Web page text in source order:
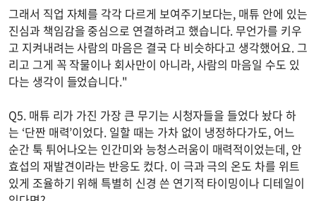
그래서 직업 자체를 각각 다르게 보여주기보다는, 매튜 안에 있는
진심과 책임감을 중심으로 연결하려고 했습니다. 무언가를 키우
고 지켜내려는 사람의 마음은 결국 다 비슷하다고 생각했어요. 그
리고 그게 꼭 작물이나 회사만이 아니라, 사람의 마음일 수도 있
다는 생각이 들었습니다."
Q5. 매튜 리가 가진 가장 큰 무기는 시청자들을 들었다 놨다 하
는 ‘단짠 매력’이었다. 일할 때는 가차 없이 냉정하다가도, 어느
순간 툭 튀어나오는 인간미와 능청스러움이 매력적이었는데, 안
효섭의 재발견이라는 반응도 컸다. 이 극과 극의 온도 차를 위트
있게 조율하기 위해 특별히 신경 쓴 연기적 타이밍이나 디테일이